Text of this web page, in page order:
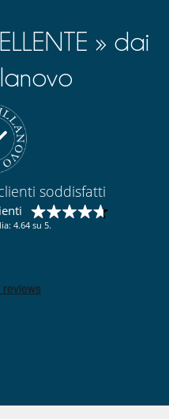
» dai
soddisfatti
4.64 su 5.